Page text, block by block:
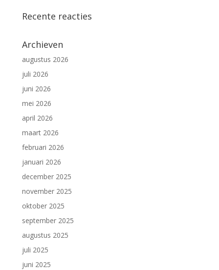
Recente reacties
Archieven
augustus 2026
juli 2026
juni 2026
mei 2026
april 2026
maart 2026
februari 2026
januari 2026
december 2025
november 2025
oktober 2025
september 2025
augustus 2025
juli 2025
juni 2025